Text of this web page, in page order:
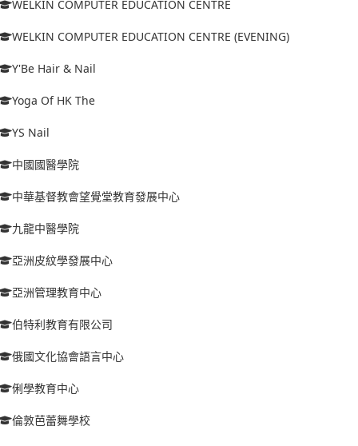
WELKIN COMPUTER EDUCATION CENTRE
WELKIN COMPUTER EDUCATION CENTRE (EVENING)
Y'Be Hair & Nail
Yoga Of HK The
YS Nail
中國國醫學院
中華基督教會望覺堂教育發展中心
九龍中醫學院
亞洲皮紋學發展中心
亞洲管理教育中心
伯特利教育有限公司
俄國文化協會語言中心
俐學教育中心
倫敦芭蕾舞學校